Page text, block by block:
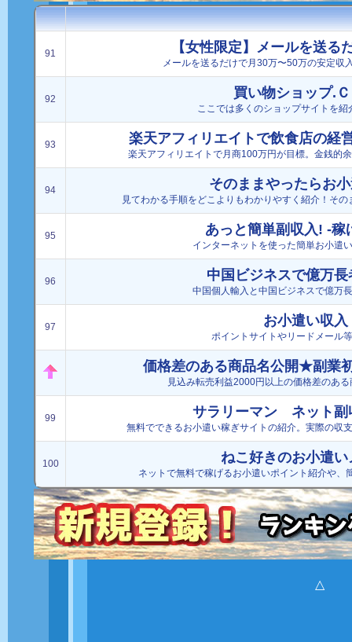
91 【女性限定】メールを送る
メールを送るだけで月30万〜50万の安定収
92 買い物ショップ.
ここでは多くのショップサイトを紹
93 楽天アフィリエイトで飲食店の経
楽天アフィリエイトで月商100万円が目標。金銭的
94 そのままやったらお
見てわかる手順をどこよりもわかりやすく紹介！そ
95 あっと簡単副収入! -稼
インターネットを使った簡単お小遣
96 中国ビジネスで億万
中国個人輸入と中国ビジネスで億万
97 お小遣い収入
ポイントサイトやリードメール
価格差のある商品名公開★副業
見込み転売利益2000円以上の価格差のあ
99 サラリーマン ネット副
無料でできるお小遣い稼ぎサイトの紹介。実際の収
100 ねこ好きのお小遣い
ネットで無料で稼げるお小遣いポイント紹介や、
△